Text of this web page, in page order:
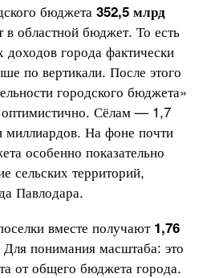
бюджета 352,5 млрд
в областной бюджет. То есть
доходов города фактически
по вертикали. После этого
городского бюджета»
оптимистично. Сёлам — 1,7
На фоне почти
особенно показательно
сельских территорий,
Павлодара.
вместе получают 1,76
Для понимания масштаба: это
от общего бюджета города.